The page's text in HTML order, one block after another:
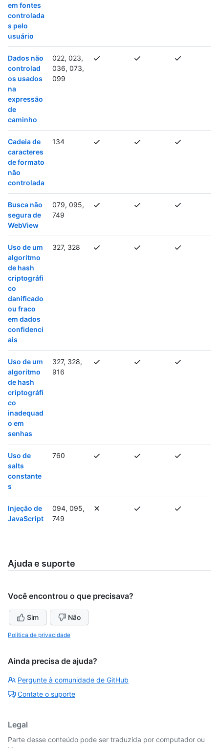
em fontes
controlada
s pelo
usuário
Dados não
controlad
os usados
na
expressão
de
caminho
022, 023,
036, 073,
099
Cadeia de
caracteres
de formato
não
controlada
134
Busca não
segura de
WebView
079, 095,
749
Uso de um
algoritmo
de hash
criptográfi
co
danificado
ou fraco
em dados
confidenci
ais
327, 328
Uso de um
algoritmo
de hash
criptográfi
co
inadequad
o em
senhas
327, 328,
916
Uso de
salts
constante
s
760
Injeção de
JavaScript
094, 095,
749
Ajuda e suporte
Você encontrou o que precisava?
Sim Não
Política de privacidade
Ainda precisa de ajuda?
Pergunte à comunidade de GitHub
Contate o suporte
Legal
Parte desse conteúdo pode ser traduzida por computador ou